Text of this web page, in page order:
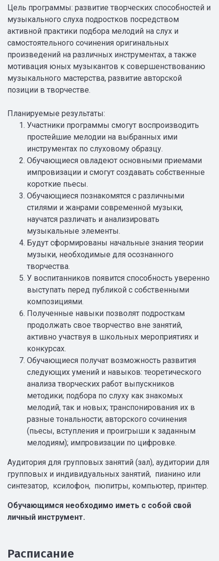
Цель программы: развитие творческих способностей и
музыкального слуха подростков посредством
активной практики подбора мелодий на слух и
самостоятельного сочинения оригинальных
произведений на различных инструментах, а также
мотивация юных музыкантов к совершенствованию
музыкального мастерства, развитие авторской
позиции в творчестве.
Планируемые результаты:
Участники программы смогут воспроизводить
простейшие мелодии на выбранных ими
инструментах по слуховому образцу.
Обучающиеся овладеют основными приемами
импровизации и смогут создавать собственные
короткие пьесы.
Обучающиеся познакомятся с различными
стилями и жанрами современной музыки,
научатся различать и анализировать
музыкальные элементы.
Будут сформированы начальные знания теории
музыки, необходимые для осознанного
творчества.
У воспитанников появится способность уверенно
выступать перед публикой с собственными
композициями.
Полученные навыки позволят подросткам
продолжать свое творчество вне занятий,
активно участвуя в школьных мероприятиях и
конкурсах.
Обучающиеся получат возможность развития
следующих умений и навыков: теоретического
анализа творческих работ выпускников
методики; подбора по слуху как знакомых
мелодий, так и новых; транспонирования их в
разные тональности; авторского сочинения
(пьесы, вступления и проигрыши к заданным
мелодиям); импровизации по цифровке.
Аудитория для групповых занятий (зал), аудитории для
групповых и индивидуальных занятий, пианино или
синтезатор, ксилофон, пюпитры, компьютер, принтер.
Обучающимся необходимо иметь с собой свой
личный инструмент.
Расписание